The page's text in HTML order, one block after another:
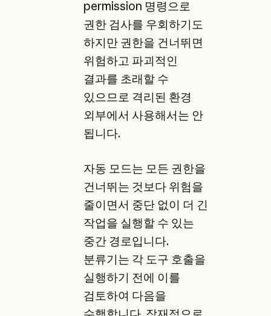
permission 명령으로
권한 검사를 우회하기도
하지만 권한을 건너뛰면
위험하고 파괴적인
결과를 초래할 수
있으므로 격리된 환경
외부에서 사용해서는 안
됩니다.
자동 모드는 모든 권한을
건너뛰는 것보다 위험을
줄이면서 중단 없이 더 긴
작업을 실행할 수 있는
중간 경로입니다.
분류기는 각 도구 호출을
실행하기 전에 이를
검토하여 다음을